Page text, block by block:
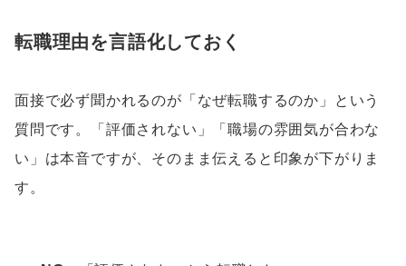
転職理由を言語化しておく
面接で必ず聞かれるのが「なぜ転職するのか」という
質問です。「評価されない」「職場の雰囲気が合わな
い」は本音ですが、そのまま伝えると印象が下がりま
す。